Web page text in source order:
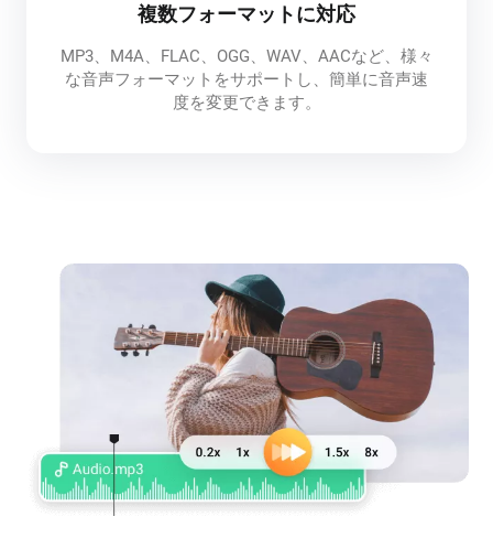
複数フォーマットに対応
MP3、M4A、FLAC、OGG、WAV、AACなど、様々
な音声フォーマットをサポートし、簡単に音声速
度を変更できます。